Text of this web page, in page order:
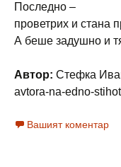
Последно –
проветрих и стана
А беше задушно и
Автор: Стефка
avtora-na-edno-
Вашият коментар